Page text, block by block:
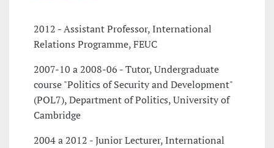
2012 - Assistant Professor, International
Relations Programme, FEUC
2007-10 a 2008-06 - Tutor, Undergraduate
course "Politics of Security and Development"
(POL7), Department of Politics, University of
Cambridge
2004 a 2012 - Junior Lecturer, International